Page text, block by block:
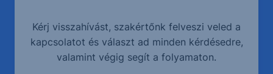
Kérj visszahívást, szakértőnk felveszi veled a
kapcsolatot és választ ad minden kérdésedre,
valamint végig segít a folyamaton.